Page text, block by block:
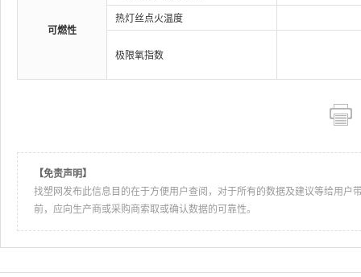
可燃性
热灯丝点火温度
极限氧指数
【免责声明】
找塑网发布此信息目的在于方便用户查阅，对于所有的数据及建议等给用
前，应向生产商或采购商索取或确认数据的可靠性。